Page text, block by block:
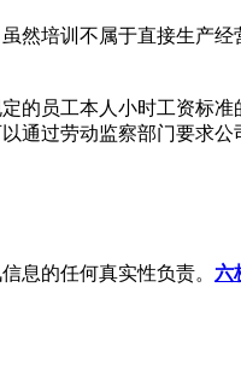
然培训不属于直接生产
的员工本人小时工资标准
通过劳动监察部门要求公
息的任何真实性负责。 六